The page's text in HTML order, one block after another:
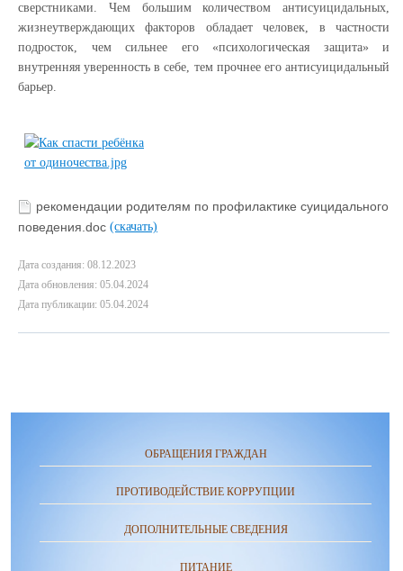
сверстниками. Чем большим количеством антисуицидальных,
жизнеутверждающих факторов обладает человек, в частности
подросток, чем сильнее его «психологическая защита» и
внутренняя уверенность в себе, тем прочнее его антисуицидальный
барьер.
рекомендации родителям по профилактике суицидального
поведения.doc (скачать)
Дата создания: 08.12.2023
Дата обновления: 05.04.2024
Дата публикации: 05.04.2024
ОБРАЩЕНИЯ ГРАЖДАН
ПРОТИВОДЕЙСТВИЕ КОРРУПЦИИ
ДОПОЛНИТЕЛЬНЫЕ СВЕДЕНИЯ
ПИТАНИЕ